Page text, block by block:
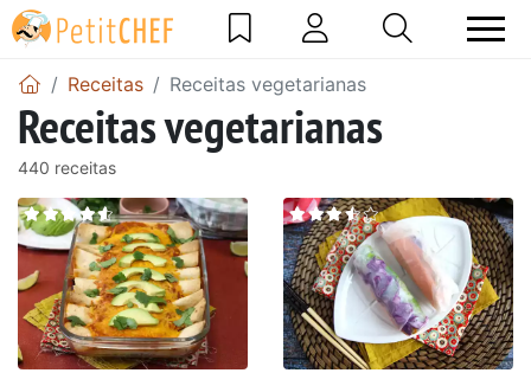
Receitas Receitas vegetarianas
Receitas vegetarianas
440 receitas